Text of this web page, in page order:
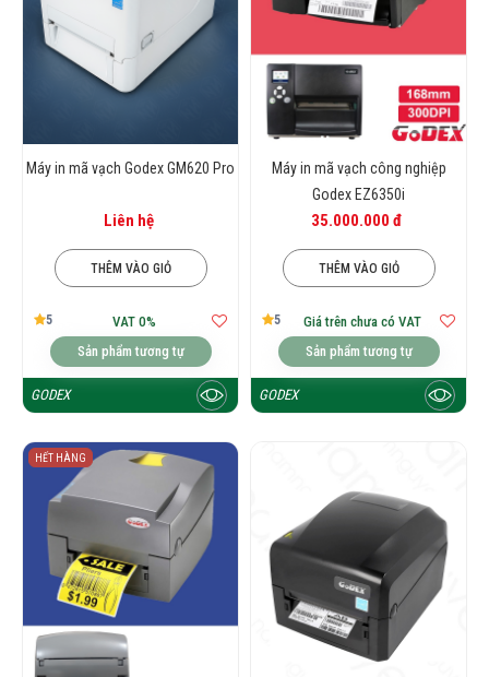
Máy in mã vạch Godex GM620 Pro
Liên hệ
THÊM VÀO GIỎ
5
VAT 0%
Sản phẩm tương tự
GODEX
Máy in mã vạch công nghiệp
Godex EZ6350i
35.000.000 đ
THÊM VÀO GIỎ
5
Giá trên chưa có VAT
Sản phẩm tương tự
GODEX
HẾT HÀNG